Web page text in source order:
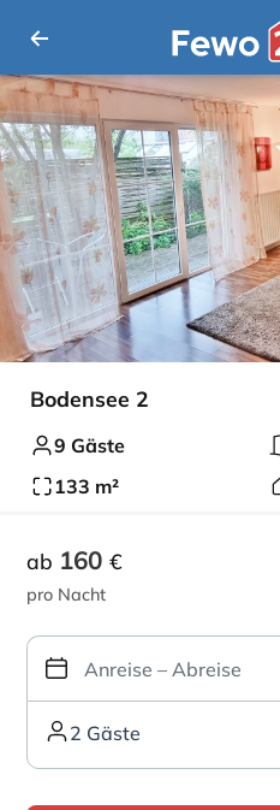
Bodensee 2
9 Gäste
133 m²
ab 160 €
pro Nacht
2 Gäste